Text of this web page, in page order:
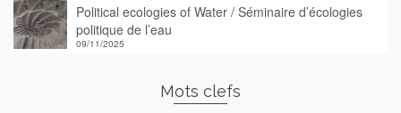
Political ecologies of Water / Séminaire d’écologies
politique de l’eau
09/11/2025
Mots clefs